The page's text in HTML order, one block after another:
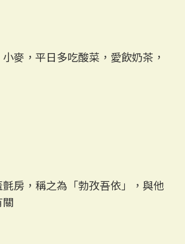
麥，平日多吃酸菜，愛飲奶茶，
房，稱之為「勃孜吾依」，與他